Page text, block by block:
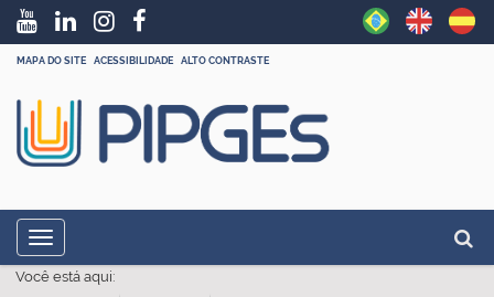
MAPA DO SITE ACESSIBILIDADE ALTO CONTRASTE
Busca
Toggle navigation
Você está aqui: